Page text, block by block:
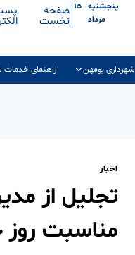
پنجشنبه ۱۵
مرداد
صفحه
نخست
شهرداری بومهن راهنمای خدمات
اخبار
تجلیل از
مناسبت روز